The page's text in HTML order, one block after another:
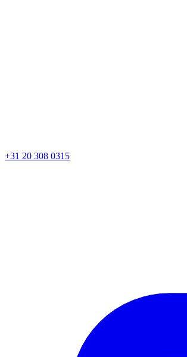
+31 20 308 0315